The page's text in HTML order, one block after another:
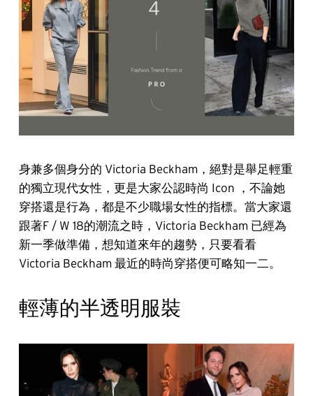
身兼多個身分的 Victoria Beckham，絕對是舉足輕重
的獨立現代女性，更是大家公認時尚 Icon ，不論她
穿搭還是行為，都是不少職場女性的指標。當大家還
跟著F / W 18的潮流之時，Victoria Beckham 已經為
新一季做準備，想知道來年的趨勢，只要看看
Victoria Beckham 最近的時尚穿搭便可略知一二。
輕薄的半透明服裝